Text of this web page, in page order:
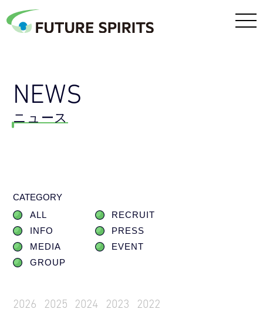
NEWS
ニュース
CATEGORY
ALL
RECRUIT
INFO
PRESS
MEDIA
EVENT
GROUP
2026 2025 2024 2023
2022